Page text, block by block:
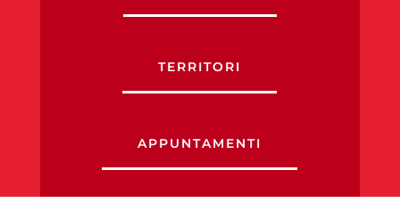
TERRITORI
APPUNTAMENTI